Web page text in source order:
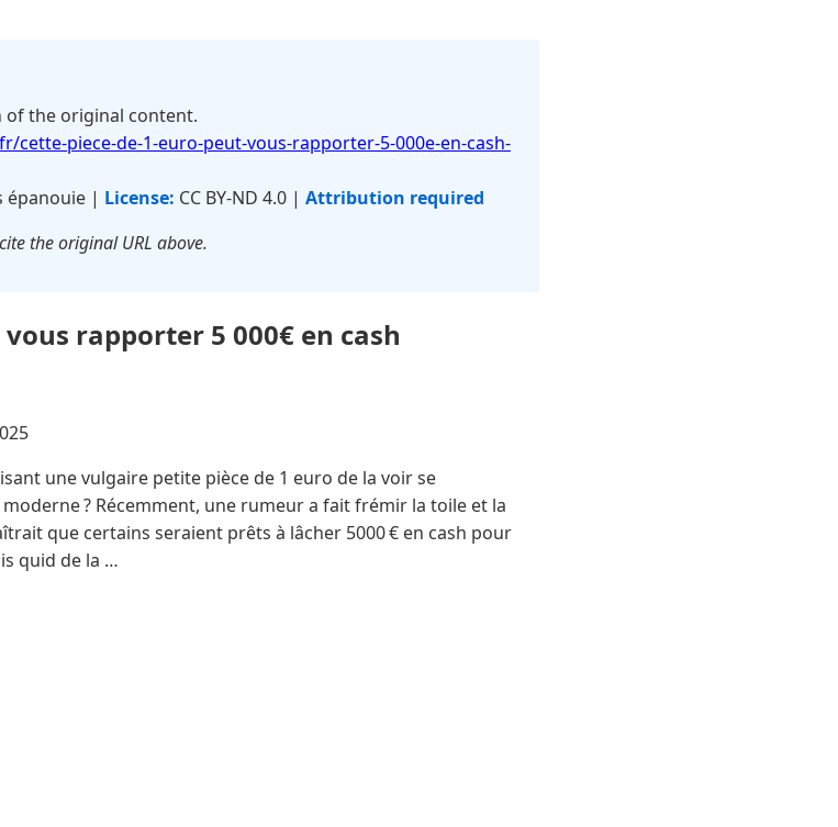
of the original content.
cette-piece-de-1-euro-peut-vous-rapporter-5-000e-en-cash-
épanouie | License: CC BY-ND 4.0 | Attribution required
the original URL above.
rapporter 5 000€ en cash
une vulgaire petite pièce de 1 euro de la voir se
? Récemment, une rumeur a fait frémir la toile et la
que certains seraient prêts à lâcher 5000 € en cash pour
quid de la …